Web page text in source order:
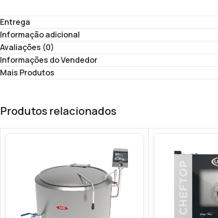
2 a 25 kg
5 a 40 kg
Veja o vídeo completo: https://www.youtube.com/
Entrega
Informação adicional
Avaliações (0)
Informações do Vendedor
Mais Produtos
Produtos relacionados